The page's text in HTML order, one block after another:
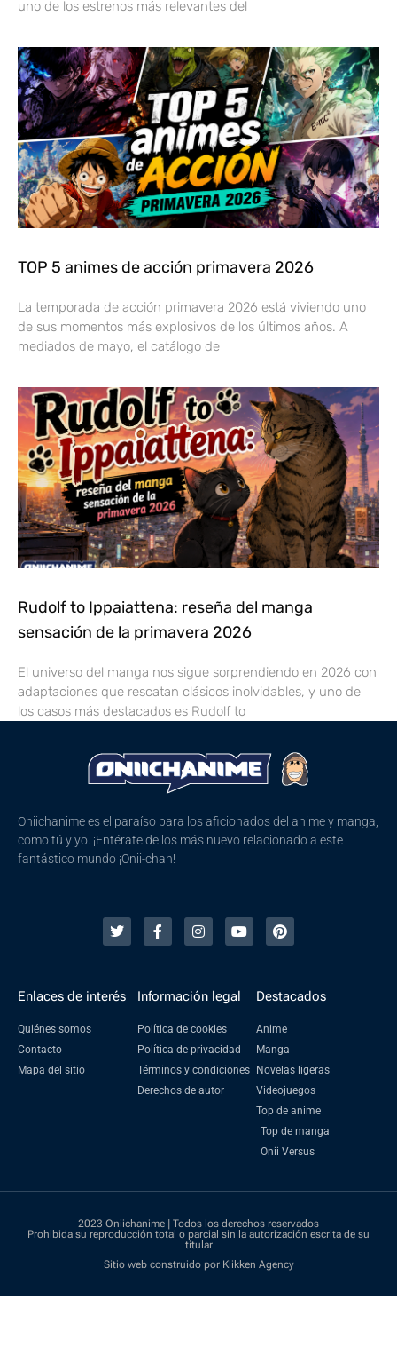
uno de los estrenos más relevantes del
TOP 5 animes de acción primavera 2026
La temporada de acción primavera 2026 está viviendo uno
de sus momentos más explosivos de los últimos años. A
mediados de mayo, el catálogo de
Rudolf to Ippaiattena: reseña del manga
sensación de la primavera 2026
El universo del manga nos sigue sorprendiendo en 2026 con
adaptaciones que rescatan clásicos inolvidables, y uno de
los casos más destacados es Rudolf to
Oniichanime es el paraíso para los aficionados del anime y manga,
como tú y yo. ¡Entérate de los más nuevo relacionado a este
fantástico mundo ¡Onii-chan!
Enlaces de interés
Quiénes somos
Contacto
Mapa del sitio
Información legal
Política de cookies
Política de privacidad
Términos y condiciones
Derechos de autor
Destacados
Anime
Manga
Novelas ligeras
Videojuegos
Top de anime
Top de manga
Onii Versus
2023 Oniichanime | Todos los derechos reservados
Prohibida su reproducción total o parcial sin la autorización escrita de su
titular
Sitio web construido por Klikken Agency